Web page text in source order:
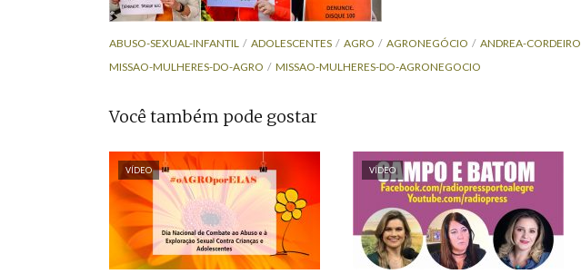
ABUSO-SEXUAL-INFANTIL ADOLESCENTES AGRO AGRONEGÓCIO ANDREA-CORDEIRO
MISSAO-MULHERES-DO-AGRO
MISSAO-MULHERES-DO-AGRONEGOCIO
Você também pode gostar
VÍDEO VÍDEO